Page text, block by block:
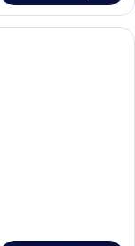
ครื่องนอนระดับพรีเมียม,